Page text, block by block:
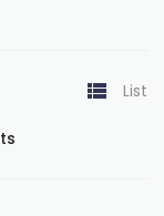
List